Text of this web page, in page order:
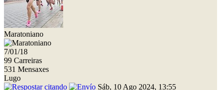
Maratoniano
7/01/18
99 Carreiras
531 Mensaxes
Lugo
Sáb, 10 Ago 2024, 13:55